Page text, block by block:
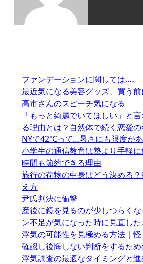
ファンデーションに関しては…。
最近気になる美容グッズ、買う
高市さんのスピーチ気になる
「もっと綺麗でいてほしい」と
る理由とは？自然体で続く恋愛
NYで42℃って…暑さにも限度が
小学生の通信教育は塾より手軽
時間も節約できる理由
旅行の荷物の中身はどう決める
え方
尹氏判決に衝撃
産後に鏡を見るのが少しつらく
ン不足が気になった時に見直した
浮気の可能性を見極める方法｜
確認し後悔しない判断をするた
浮気調査の最適なタイミングと